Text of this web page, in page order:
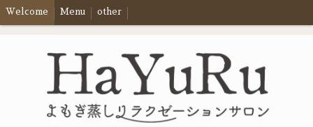
Welcome Menu other